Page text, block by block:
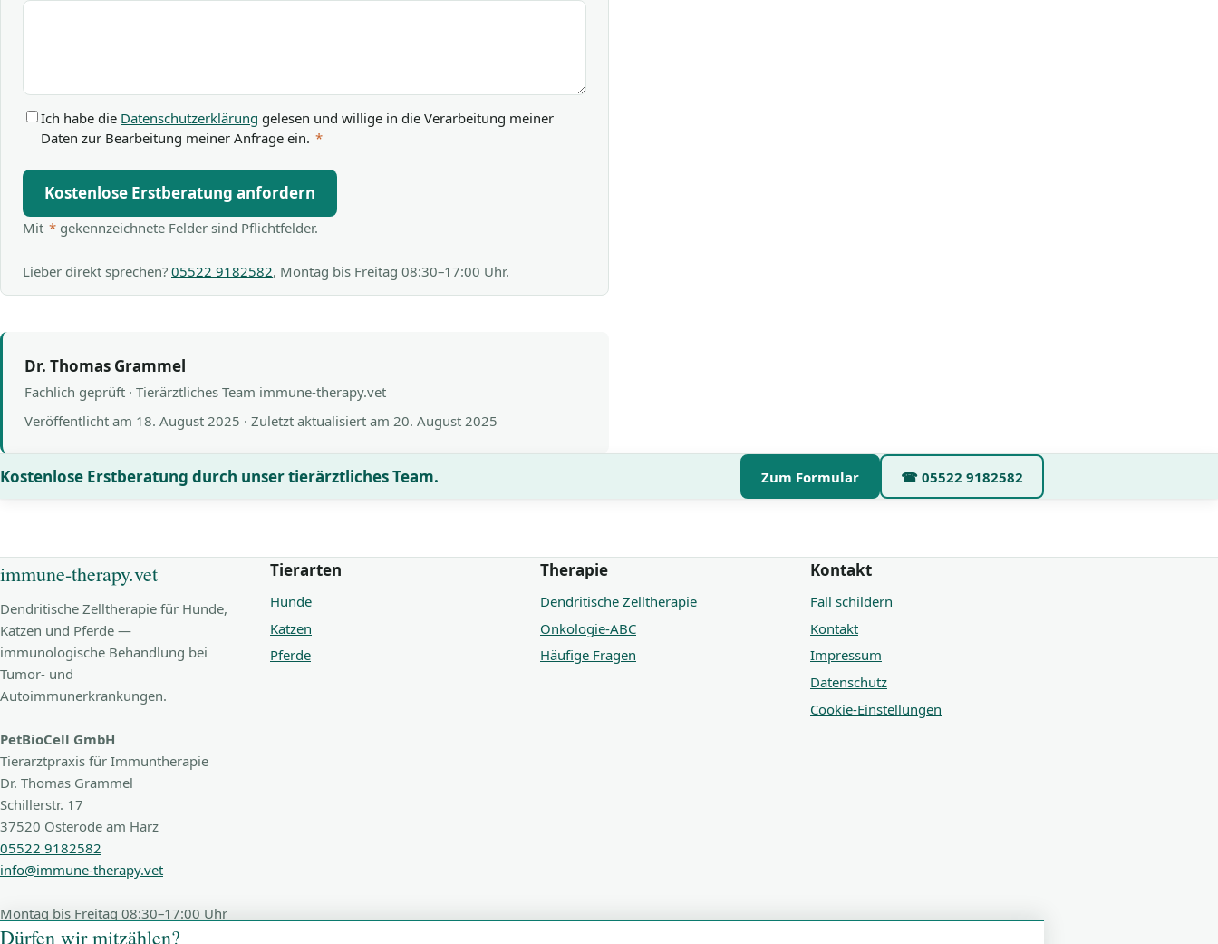
Ich habe die Datenschutzerklärung gelesen und willige in die Verarbeitung meiner
Daten zur Bearbeitung meiner Anfrage ein. *
Kostenlose Erstberatung anfordern
Mit * gekennzeichnete Felder sind Pflichtfelder.
Lieber direkt sprechen? 05522 9182582, Montag bis Freitag 08:30–17:00 Uhr.
Dr. Thomas Grammel
Fachlich geprüft · Tierärztliches Team immune-therapy.vet
Veröffentlicht am 18. August 2025 · Zuletzt aktualisiert am 20. August 2025
Kostenlose Erstberatung durch unser tierärztliches Team. Zum Formular ☎ 05522 9182582
immune-therapy.vet
Dendritische Zelltherapie für Hunde,
Katzen und Pferde —
immunologische Behandlung bei
Tumor- und
Autoimmunerkrankungen.
PetBioCell GmbH
Tierarztpraxis für Immuntherapie
Dr. Thomas Grammel
Schillerstr. 17
37520 Osterode am Harz
05522 9182582
info@immune-therapy.vet
Montag bis Freitag 08:30–17:00 Uhr
Tierarten
Hunde
Katzen
Pferde
Therapie
Dendritische Zelltherapie
Onkologie-ABC
Häufige Fragen
Kontakt
Fall schildern
Kontakt
Impressum
Datenschutz
Cookie-Einstellungen
Dürfen wir mitzählen?